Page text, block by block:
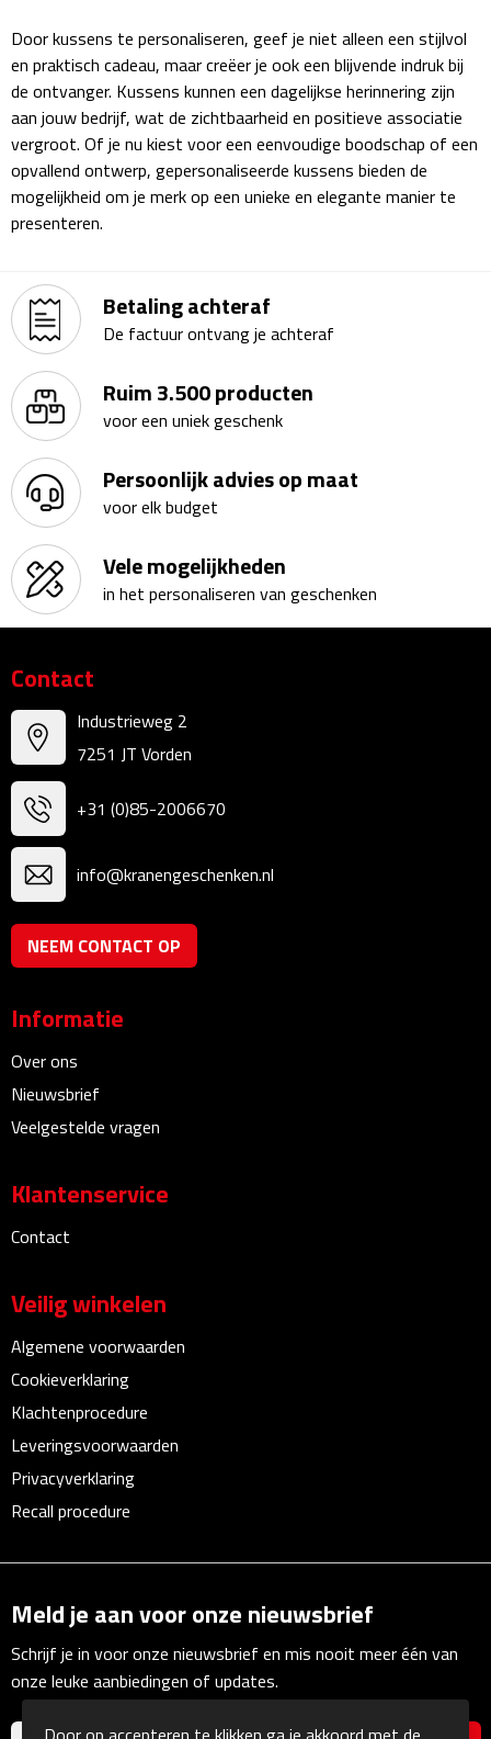
Opvouwbare drinkfles
Drinkflessen met karabijnhaak
Sportflessen
Thermosflessen
Waterflessen
Drinkglazen
Glazen & karaffen
Dubbelwandige glazen
Bierglazen
Champagneglazen
Cocktailglazen
Wijnglazen
Koffieglazen
Theeglazen
Kopjes & Mokken
Kopjes
Mokken
Thermossets
Banners
Barmatten
Naambadges & naamkaarthouders
Visitekaartjes
Vlaggen
Door kussens te personaliseren, geef je niet alleen een stijlvol
en praktisch cadeau, maar creëer je ook een blijvende indruk bij
de ontvanger. Kussens kunnen een dagelijkse herinnering zijn
aan jouw bedrijf, wat de zichtbaarheid en positieve associatie
vergroot. Of je nu kiest voor een eenvoudige boodschap of een
opvallend ontwerp, gepersonaliseerde kussens bieden de
mogelijkheid om je merk op een unieke en elegante manier te
presenteren.
Betaling achteraf
De factuur ontvang je achteraf
Ruim 3.500 producten
voor een uniek geschenk
Persoonlijk advies op maat
voor elk budget
Vele mogelijkheden
in het personaliseren van geschenken
Contact
Industrieweg 2
7251 JT Vorden
+31 (0)85-2006670
info@kranengeschenken.nl
NEEM CONTACT OP
Informatie
Over ons
Nieuwsbrief
Veelgestelde vragen
Klantenservice
Contact
Veilig winkelen
Algemene voorwaarden
Cookieverklaring
Klachtenprocedure
Leveringsvoorwaarden
Privacyverklaring
Recall procedure
Meld je aan voor onze nieuwsbrief
Schrijf je in voor onze nieuwsbrief en mis nooit meer één van
onze leuke aanbiedingen of updates.